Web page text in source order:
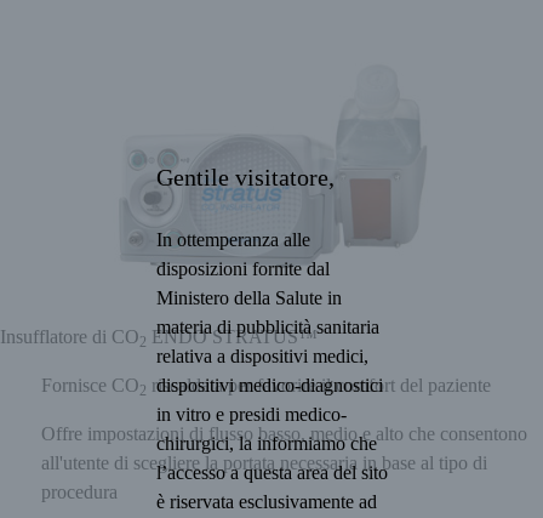
Gentile visitatore,
In ottemperanza alle
disposizioni fornite dal
Ministero della Salute in
materia di pubblicità sanitaria
relativa a dispositivi medici,
dispositivi medico-diagnostici
in vitro e presidi medico-
chirurgici, la informiamo che
l’accesso a questa area del sito
è riservata esclusivamente ad
Insufflatore di CO2 ENDO STRATUS™
Fornisce CO2 riscaldata per favorire il comfort del paziente
Offre impostazioni di flusso basso, medio e alto che consentono
all'utente di scegliere la portata necessaria in base al tipo di
procedura